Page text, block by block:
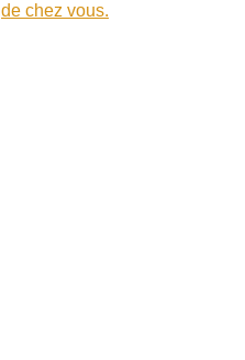
de chez vous.